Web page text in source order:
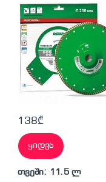
138₾
ყიდვა
თვეში: 11.5 ლ